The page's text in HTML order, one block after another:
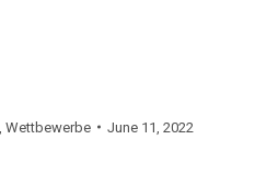
Wettbewerbe June 11, 2022